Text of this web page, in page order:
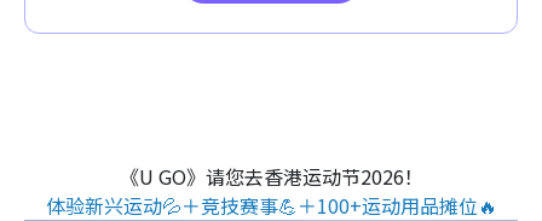
《U GO》请您去香港运动节2026！
体验新兴运动💦＋竞技赛事💪＋100+运动用品摊位🔥